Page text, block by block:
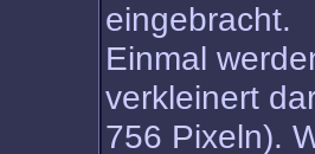
eingebracht.
Einmal
verkleinert
756 Pixeln).